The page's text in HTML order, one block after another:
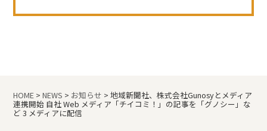
HOME >NEWS > お知らせ >地域新聞社、株式会社Gunosyとメディア
連携開始 自社 Web メディア「チイコミ！」の記事を「グノシー」な
ど 3 メディアに配信